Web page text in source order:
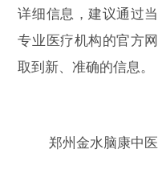
详细信息，建议通过
专业医疗机构的官方
取到新、准确的信息。
郑州金水脑康中